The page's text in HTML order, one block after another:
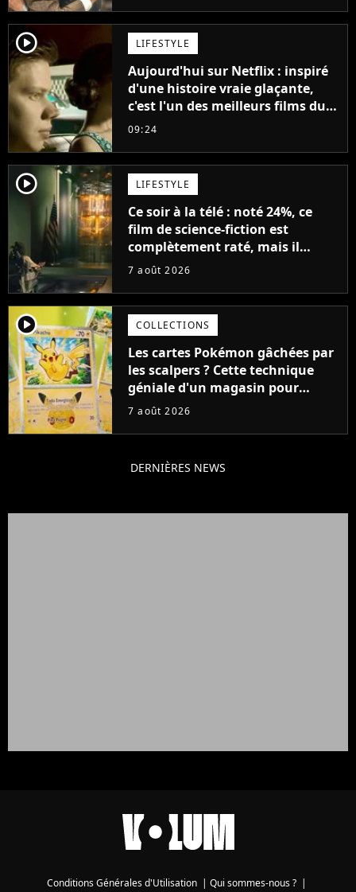
décennies"
player2 LIFESTYLE
Aujourd'hui sur Netflix : inspiré
d'une histoire vraie glaçante,
c'est l'un des meilleurs films du
21ème siècle
09:24
player2 LIFESTYLE
Ce soir à la télé : noté 24%, ce
film de science-fiction est
complètement raté, mais il
aurait pu être encore pire à
7 août 2026
player2 COLLECTIONS
Les cartes Pokémon gâchées par
les scalpers ? Cette technique
géniale d'un magasin pour
ruiner les revendeurs
7 août 2026
DERNIÈRES NEWS
Conditions Générales d'Utilisation | Qui sommes-nous ? |